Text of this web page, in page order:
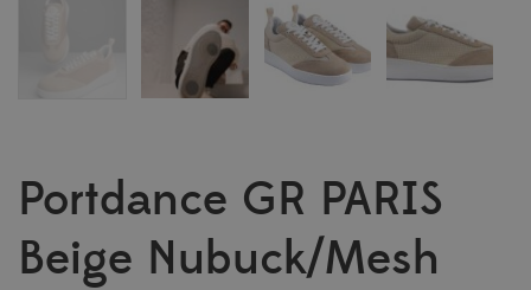
Portdance GR PARIS
Beige Nubuck/Mesh